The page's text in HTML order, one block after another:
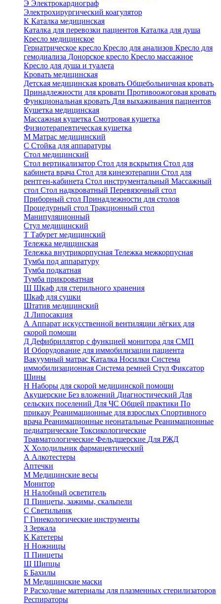
Э Электрокардиограф
Электрохирургический коагулятор
К Каталка медицинская
Каталка для перевозки пациентов Каталка для душа
Кресло медицинское
Гериатрическое кресло Кресло для анализов Кресло для
гемодиализа Донорское кресло Кресло массажное
Кресло для душа и туалета
Кровать медицинская
Детская медицинская кровать Общебольничная кровать
Принадлежности для кровати Противоожоговая кровать
Функциональная кровать Для выхаживания пациентов
Кушетка медицинская
Массажная кушетка Смотровая кушетка
Физиотерапевтическая кушетка
М Матрас медицинский
С Стойка для аппаратуры
Стол медицинский
Стол вертикализатор Стол для вскрытия Стол для
кабинета врача Стол для кинезотерапии Стол для
рентген-кабинета Стол инструментальный Массажный
стол Стол надкроватный Перевязочный стол
Приборный стол Принадлежности для столов
Процедурный стол Тракционный стол
Манипуляционный
Стул медицинский
Т Табурет медицинский
Тележка медицинская
Тележка внутрикорпусная Тележка межкорпусная
Тумба под аппаратуру
Тумба подкатная
Тумба прикроватная
Ш Шкаф для стерильного хранения
Шкаф для сушки
Штатив медицинский
Л Липосакция
А Аппарат искусственной вентиляции лёгких для
скорой помощи
Д Дефибриллятор с функцией монитора для СМП
И Оборудование для иммобилизации пациента
Вакуумный матрас Каталка Носилки Система
иммобилизационная Система ремней Стул Фиксатор
Шины
Н Наборы для скорой медицинской помощи
Акушерские Без вложений Диагностический Для
сельских поселений Для ЧС Общей практики По
приказу Реанимационные для взрослых Спортивного
врача Реанимационные неонатальные Реанимационные
педиатрические Токсикологические
Травматологические Фельдшерские Для РЖД
Х Холодильник фармацевтический
А Алкотестеры
Аптечки
М Медицинские весы
Монитор
Н Налобный осветитель
П Пинцеты, зажимы, скальпели
С Светильник
Г Гинекологические инструменты
З Зеркала
К Катетеры
Н Ножницы
П Пинцеты
Щ Щипцы
Б Бахилы
М Медицинские маски
Р Расходные материалы для плазменных стерилизаторов
Респираторы